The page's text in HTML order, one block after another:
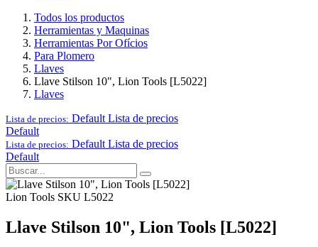
Todos los productos
Herramientas y Maquinas
Herramientas Por Ofícios
Para Plomero
Llaves
Llave Stilson 10", Lion Tools [L5022]
Llaves
Lista de precios: Default Lista de precios
Default
Lista de precios: Default Lista de precios
Default
Lion Tools SKU L5022
Llave Stilson 10", Lion Tools [L5022]